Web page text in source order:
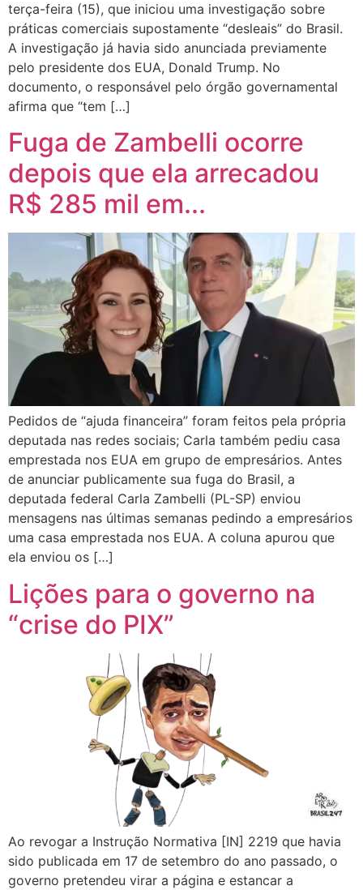
terça-feira (15), que iniciou uma investigação sobre
práticas comerciais supostamente “desleais” do Brasil.
A investigação já havia sido anunciada previamente
pelo presidente dos EUA, Donald Trump. No
documento, o responsável pelo órgão governamental
afirma que “tem […]
Fuga de Zambelli ocorre
depois que ela arrecadou
R$ 285 mil em...
Pedidos de “ajuda financeira” foram feitos pela própria
deputada nas redes sociais; Carla também pediu casa
emprestada nos EUA em grupo de empresários. Antes
de anunciar publicamente sua fuga do Brasil, a
deputada federal Carla Zambelli (PL-SP) enviou
mensagens nas últimas semanas pedindo a empresários
uma casa emprestada nos EUA. A coluna apurou que
ela enviou os […]
Lições para o governo na
“crise do PIX”
Ao revogar a Instrução Normativa [IN] 2219 que havia
sido publicada em 17 de setembro do ano passado, o
governo pretendeu virar a página e estancar a